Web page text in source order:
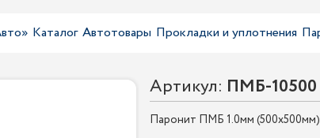
Каталог Автотовары Прокладки и уплотнения
Артикул: ПМБ-10500
Паронит ПМБ 1.0мм (500х500мм)